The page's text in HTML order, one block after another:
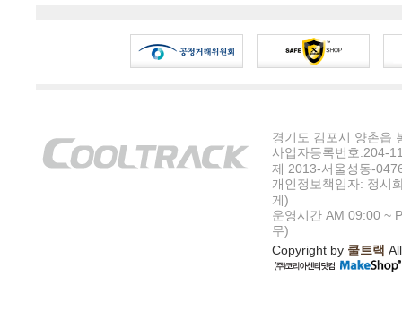
경기도 김포시 양촌읍
사업자등록번호:204-
제 2013-서울성동-
개인정보책임자: 정시
게)
운영시간 AM 09:00 ~
무)
Copyright by 쿨트랙